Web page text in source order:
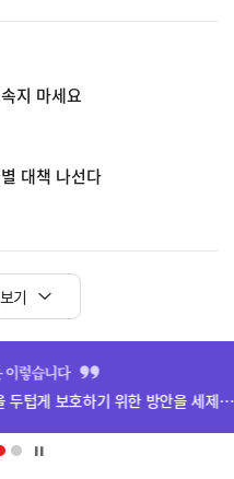
지 마세요
대책 나선다
기
(보도설명) 정부는 거주용 1주택을 두텁게 보호하기 위한 방안을 세제개편안에 담았습니다.